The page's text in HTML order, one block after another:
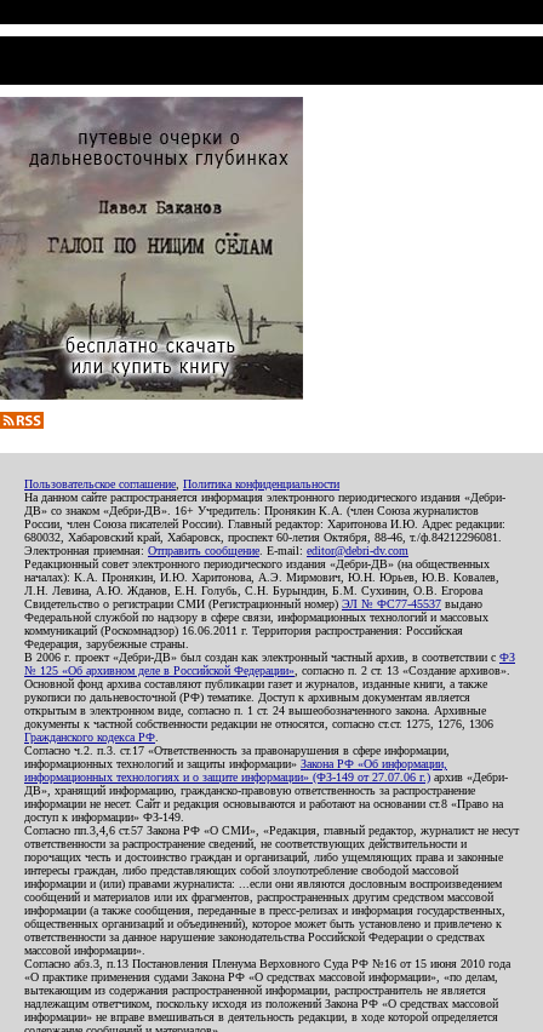
Пользовательское соглашение Политика конфиденциальности
На данном сайте распространяется информация электронного периодического издания «Дебри-
ДВ» со знаком «Дебри-ДВ». 16+ Учредитель: Пронякин К.А. (член Союза журналистов
России, член Союза писателей России). Главный редактор: Харитонова И.Ю. Адрес редакции:
680032, Хабаровский край, Хабаровск, проспект 60-летия Октября, 88-46, т./ф.84212296081.
Электронная приемная: Отправить сообщение . E-mail: editor@debri-dv.com
Редакционный совет электронного периодического издания «Дебри-ДВ» (на общественных
началах): К.А. Пронякин, И.Ю. Харитонова, А.Э. Мирмович, Ю.Н. Юрьев, Ю.В. Ковалев,
Л.Н. Левина, А.Ю. Жданов, Е.Н. Голубь, С.Н. Бурындин, Б.М. Сухинин, О.В. Егорова
Свидетельство о регистрации СМИ (Регистрационный номер) ЭЛ № ФС77-45537 выдано
Федеральной службой по надзору в сфере связи, информационных технологий и массовых
коммуникаций (Роскомнадзор) 16.06.2011 г. Территория распространения: Российская
Федерация, зарубежные страны.
В 2006 г. проект «Дебри-ДВ» был создан как электронный частный архив, в соответствии с ФЗ
№ 125 «Об архивном деле в Российской Федерации» , согласно п. 2 ст. 13 «Создание архивов».
Основной фонд архива составляют публикации газет и журналов, изданные книги, а также
рукописи по дальневосточной (РФ) тематике. Доступ к архивным документам является
открытым в электронном виде, согласно п. 1 ст. 24 вышеобозначенного закона. Архивные
документы к частной собственности редакции не относятся, согласно ст.ст. 1275, 1276, 1306
Гражданского кодекса РФ
Согласно ч.2. п.3. ст.17 «Ответственность за правонарушения в сфере информации,
информационных технологий и защиты информации» Закона РФ «Об информации,
информационных технологиях и о защите информации» (ФЗ-149 от 27.07.06 г.) архив «Дебри-
ДВ», хранящий информацию, гражданско-правовую ответственность за распространение
информации не несет. Сайт и редакция основываются и работают на основании ст.8 «Право на
доступ к информации» ФЗ-149.
Согласно пп.3,4,6 ст.57 Закона РФ «О СМИ», «Редакция, главный редактор, журналист не несут
ответственности за распространение сведений, не соответствующих действительности и
порочащих честь и достоинство граждан и организаций, либо ущемляющих права и законные
интересы граждан, либо представляющих собой злоупотребление свободой массовой
информации и (или) правами журналиста: ...если они являются дословным воспроизведением
сообщений и материалов или их фрагментов, распространенных другим средством массовой
информации (а также сообщения, переданные в пресс-релизах и информация государственных,
общественных организаций и объединений), которое может быть установлено и привлечено к
ответственности за данное нарушение законодательства Российской Федерации о средствах
массовой информации».
Согласно абз.3, п.13 Постановления Пленума Верховного Суда РФ №16 от 15 июня 2010 года
«О практике применения судами Закона РФ «О средствах массовой информации», «по делам,
вытекающим из содержания распространенной информации, распространитель не является
надлежащим ответчиком, поскольку исходя из положений Закона РФ «О средствах массовой
информации» не вправе вмешиваться в деятельность редакции, в ходе которой определяется